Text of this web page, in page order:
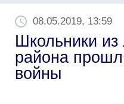
08.05.2019, 13:59
Школьники из
района
войны